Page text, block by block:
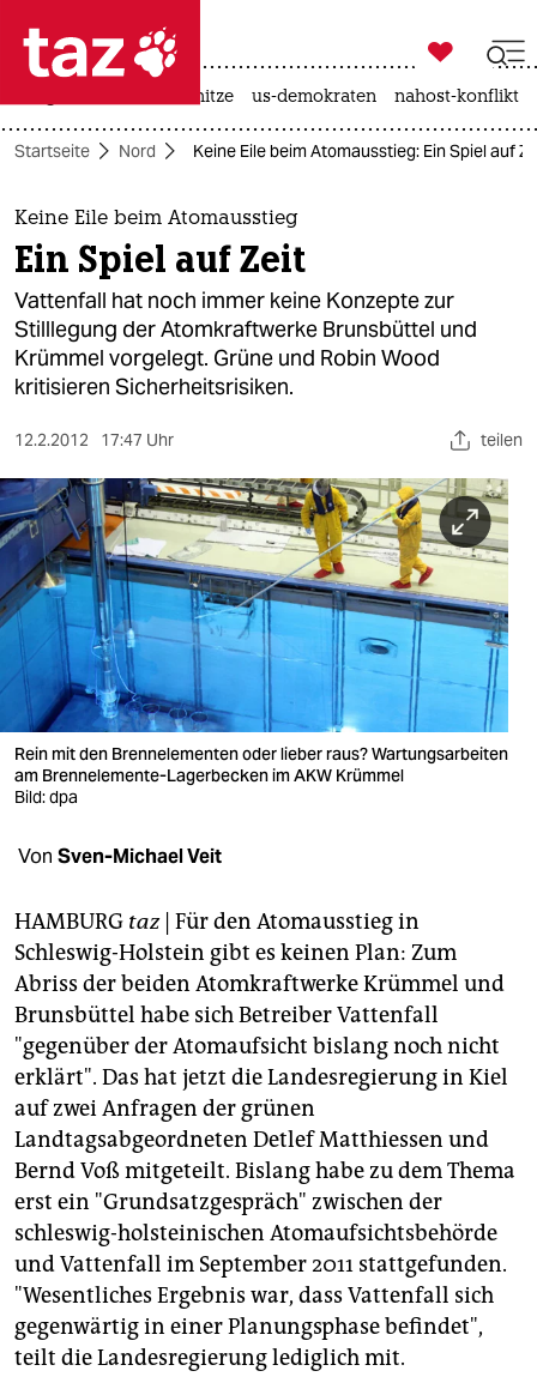
 taz zahl ich
taz zahl ich
themen
politik
öko
gesellschaft
kultur
sport
berlin
nord
wahrheit
verlag
verlag
veranstaltungen
unterstützen
abo
genossenschaft
epaper login

taz zahl ich
hitze us-demokraten nahost-konflikt
Startseite Nord Keine Eile beim Atomausstieg: Ein Spiel auf
Keine Eile beim Atomausstieg
Ein Spiel auf Zeit
Vattenfall hat noch immer keine Konzepte zur
Stilllegung der Atomkraftwerke Brunsbüttel und
Krümmel vorgelegt. Grüne und Robin Wood
kritisieren Sicherheitsrisiken.
12.2.2012 17:47 Uhr teilen
Rein mit den Brennelementen oder lieber raus? Wartungsarbeiten
am Brennelemente-Lagerbecken im AKW Krümmel
Bild: dpa
Von Sven-Michael Veit
HAMBURG taz| Für den Atomausstieg in
Schleswig-Holstein gibt es keinen Plan: Zum
Abriss der beiden Atomkraftwerke Krümmel und
Brunsbüttel habe sich Betreiber Vattenfall
"gegenüber der Atomaufsicht bislang noch nicht
erklärt". Das hat jetzt die Landesregierung in Kiel
auf zwei Anfragen der grünen
Landtagsabgeordneten Detlef Matthiessen und
Bernd Voß mitgeteilt. Bislang habe zu dem Thema
erst ein "Grundsatzgespräch" zwischen der
schleswig-holsteinischen Atomaufsichtsbehörde
und Vattenfall im September 2011 stattgefunden.
"Wesentliches Ergebnis war, dass Vattenfall sich
gegenwärtig in einer Planungsphase befindet",
teilt die Landesregierung lediglich mit.